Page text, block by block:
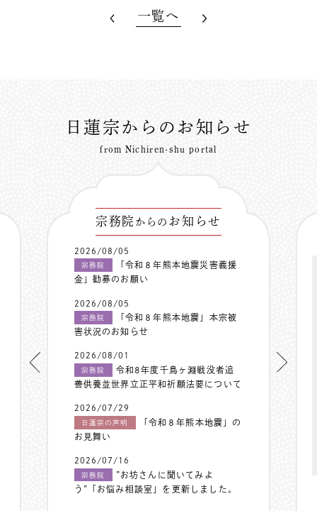
一覧へ
日蓮宗からのお知らせ
from Nichiren-shu portal
宗務院 からの お知らせ
2026/08/05
宗務院
「令和８年熊本地震災害義援
金」勧募のお願い
2026/08/05
宗務院
「令和８年熊本地震」本宗被
害状況のお知らせ
2026/08/01
宗務院
令和8年度千鳥ヶ淵戦没者追
善供養並世界立正平和祈願法要について
2026/07/29
日蓮宗の声明
「令和８年熊本地震」の
お見舞い
2026/07/16
宗務院
”お坊さんに聞いてみよ
う”「お悩み相談室」を更新しました。